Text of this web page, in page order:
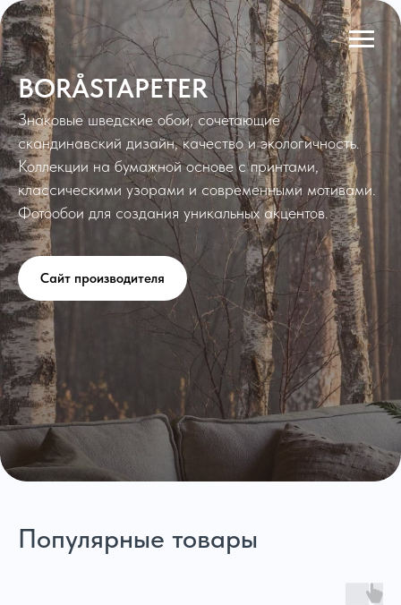
BORÅSTAPETER
Знаковые шведские обои, сочетающие
скандинавский дизайн, качество и экологичность.
Коллекции на бумажной основе с принтами,
классическими узорами и современными мотивами.
Фотообои для создания уникальных акцентов.
Сайт производителя
Популярные товары